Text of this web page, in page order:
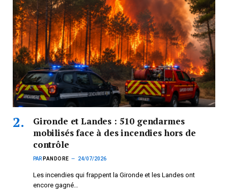
Gironde et Landes : 510 gendarmes
mobilisés face à des incendies hors de
contrôle
PAR PANDORE 24/07/2026
Les incendies qui frappent la Gironde et les Landes ont
encore gagné…